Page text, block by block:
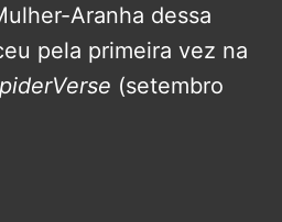
Aranha dessa
pela primeira vez na
(setembro